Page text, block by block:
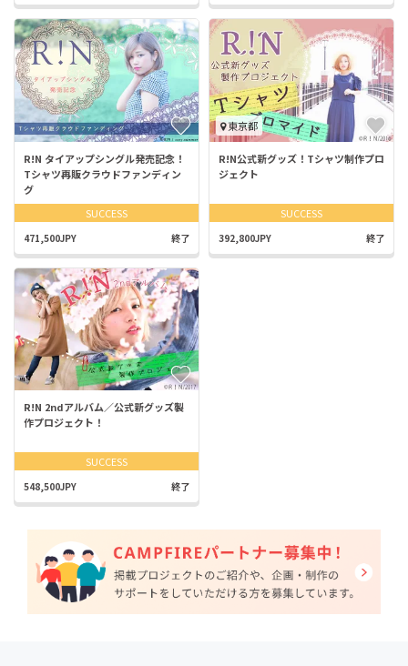
R!N タイアップシングル発売記念！
Tシャツ再販クラウドファンディン
グ
SUCCESS
471,500JPY 終了
東京都
R!N公式新グッズ！Tシャツ制作プロ
ジェクト
SUCCESS
392,800JPY 終了
R!N 2ndアルバム／公式新グッズ製
作プロジェクト！
SUCCESS
548,500JPY 終了